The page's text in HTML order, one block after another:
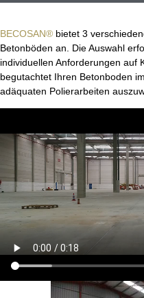
BECOSAN® bietet 3
Betonböden an. Die Auswahl
individuellen Anforderungen auf
begutachtet Ihren Betonboden
adäquaten Polierarbeiten